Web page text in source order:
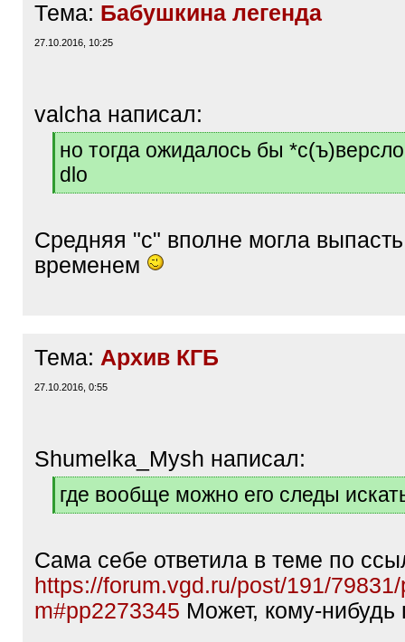
Тема: Бабушкина легенда
27.10.2016, 10:25
valcha написал:
[
q
]
но тогда ожидалось бы
dlo
[
]
Cредняя "с" вполне могла
временем
Тема: Архив КГБ
27.10.2016, 0:55
Shumelka_Mysh написал:
[
q
где вообще можно его следы
[
]
Сама себе ответила в теме по
https://forum.vgd.ru/post/191/
m#pp2273345 Может, кому-нибудь